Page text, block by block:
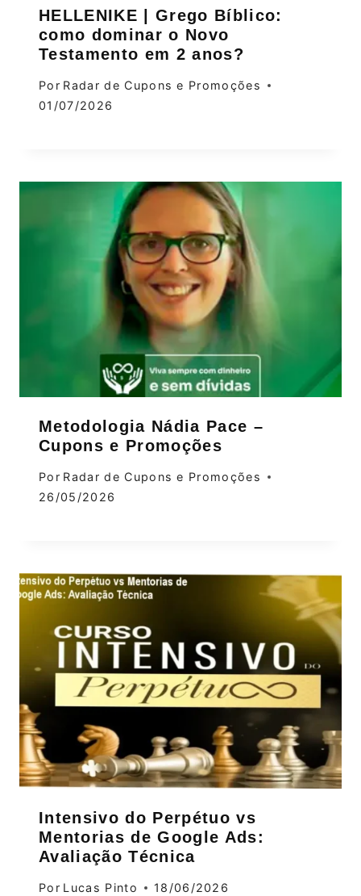
HELLENIKE | Grego Bíblico:
como dominar o Novo
Testamento em 2 anos?
Por Radar de Cupons e Promoções
01/07/2026
Metodologia Nádia Pace –
Cupons e Promoções
Por Radar de Cupons e Promoções
26/05/2026
Intensivo do Perpétuo vs
Mentorias de Google Ads:
Avaliação Técnica
Por Lucas Pinto 18/06/2026